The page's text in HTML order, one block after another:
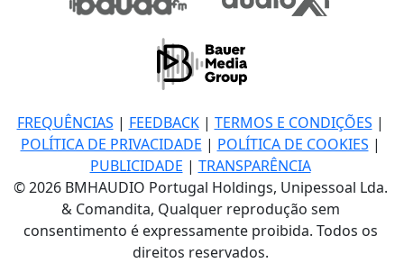
FREQUÊNCIAS | FEEDBACK| TERMOS E CONDIÇÕES |
POLÍTICA DE PRIVACIDADE | POLÍTICA DE COOKIES |
PUBLICIDADE | TRANSPARÊNCIA
© 2026 BMHAUDIO Portugal Holdings, Unipessoal Lda.
& Comandita, Qualquer reprodução sem
consentimento é expressamente proibida. Todos os
direitos reservados.